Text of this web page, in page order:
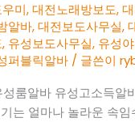
미,대전노래방보도,
알바,대전보도사무실,
, 유성보도사무실, 유성
퍼블릭알바 / 글쓴이
룸알바 유성고소득알
는 얼마나 놀라운 속